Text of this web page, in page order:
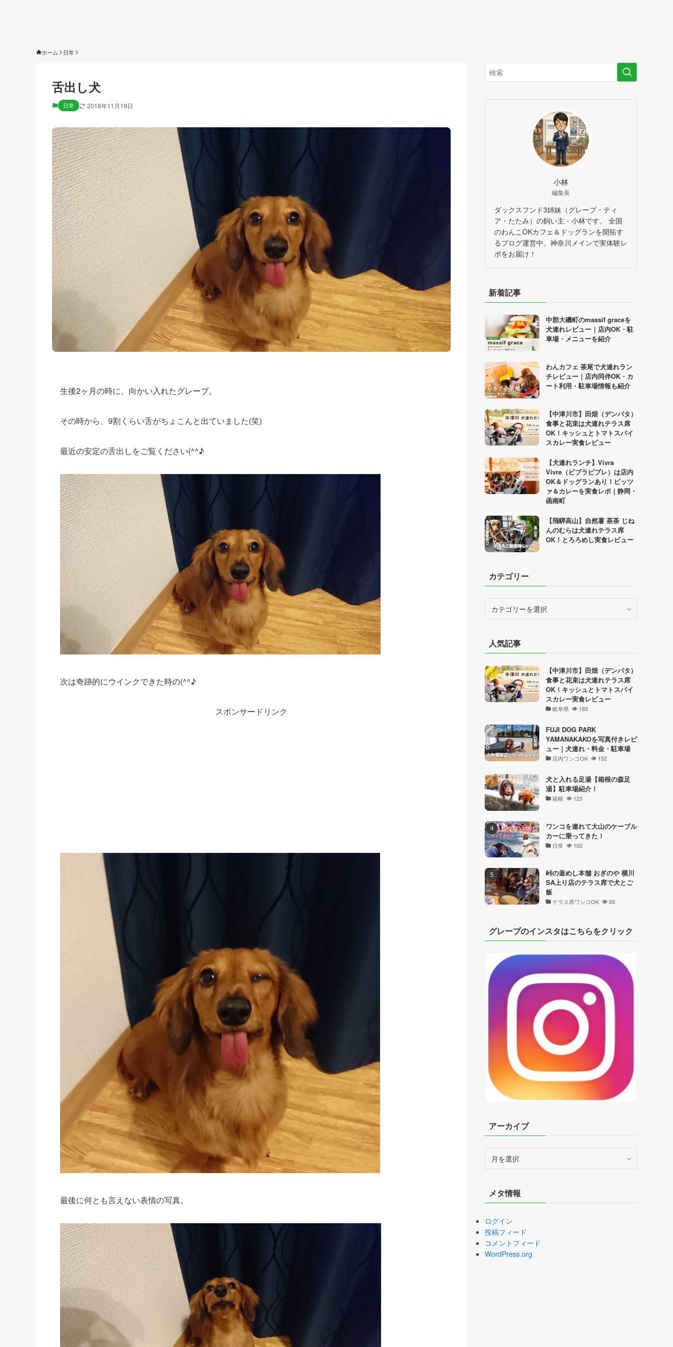
ホーム 日常
舌出し犬
日常 2018年11月19日
生後2ヶ月の時に、向かい入れたグレープ。
その時から、9割くらい舌がちょこんと出ていました(笑)
最近の安定の舌出しをご覧ください(^^♪
次は奇跡的にウインクできた時の(^^♪
スポンサードリンク
最後に何とも言えない表情の写真。
小林
編集長
ダックスフンド3姉妹（グレープ・ティ
ア・たたみ）の飼い主・小林です。 全国
のわんこOKカフェ＆ドッグランを開拓す
るブログ運営中。神奈川メインで実体験レ
ポをお届け！
新着記事
中郡大磯町のmassif graceを
犬連れレビュー｜店内OK・駐
車場・メニューを紹介
わんカフェ 茶尾で犬連れラン
チレビュー｜店内同伴OK・カ
ート利用・駐車場情報も紹介
【中津川市】田畑（デンパタ）
食事と花束は犬連れテラス席
OK！キッシュとトマトスパイ
スカレー実食レビュー
【犬連れランチ】Vivra
Vivre（ビブラビブレ）は店内
OK＆ドッグランあり！ピッツ
ァ＆カレーを実食レポ｜静岡・
函南町
【飛騨高山】自然薯 茶茶 じね
んのむらは犬連れテラス席
OK！とろろめし実食レビュー
カテゴリー
ー人気記事
【中津川市】田畑（デンパタ）
食事と花束は犬連れテラス席
OK！キッシュとトマトスパイ
スカレー実食レビュー
岐阜県 193
FUJI DOG PARK
YAMANAKAKOを写真付きレビ
ュー｜犬連れ・料金・駐車場
店内ワンコOK 152
犬と入れる足湯【箱根の森足
湯】駐車場紹介！
箱根 123
ワンコを連れて大山のケーブル
カーに乗ってきた！
日常 100
峠の釜めし本舗 おぎのや 横川
SA上り店のテラス席で犬とご
飯
テラス席ワンコOK 93
グレープのインスタはこちらをクリック
アーカイブ
ブメタ情報
ログイン
投稿フィード
コメントフィード
WordPress.org